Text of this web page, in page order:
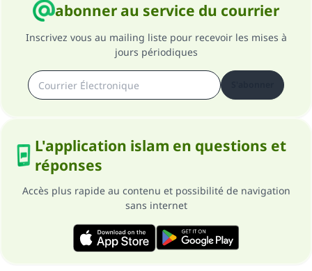
abonner au service du courrier
Inscrivez vous au mailing liste pour recevoir les mises à
jours périodiques
L'application islam en questions et
réponses
Accès plus rapide au contenu et possibilité de navigation
sans internet